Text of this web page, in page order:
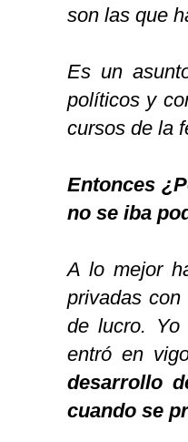
son las que
Es un
políticos y
cursos de la
Entonces
no se iba
A lo mejor
privadas
de lucro.
entró en
desarrollo
cuando se